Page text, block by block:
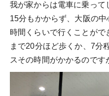
我が家からは電車に乗って
15分もかからず、大阪の
時間くらいで行くことが
まで20分ほど歩くか、7分
スその時間がかかるのです